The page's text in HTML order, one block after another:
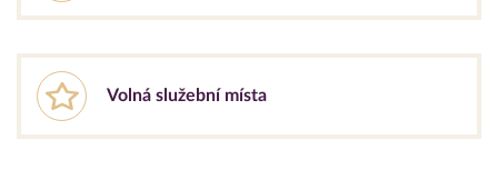
Volná služební místa